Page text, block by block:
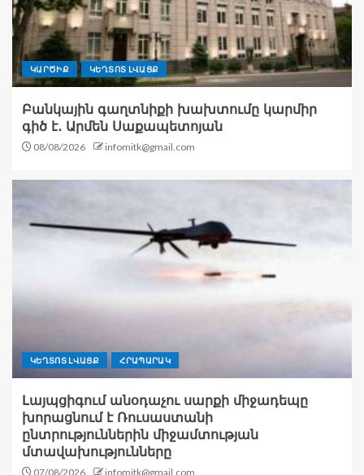
ԿԱՐԾԻՔ ԿԵՂՏՈՏ ԼՎԱՑՔ
Բանկային գաղտնիքի խախտումը կարմիր
գիծ է․ Արմեն Սաքապետոյան
08/08/2026 infomitk@gmail.com
ԿԵՂՏՈՏ ԼՎԱՑՔ ՀՐԱՊԱՐԱԿ
Լայպցիգում անօդաչու սարքի միջադեպը
խորացնում է Ռուսաստանի
ընտրություններին միջամտության
մտավախությունները
07/08/2026 infomitk@gmail.com